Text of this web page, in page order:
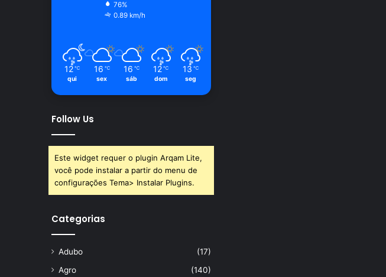
76%
0.89 km/h
12 ℃
qui
16 ℃
sex
16 ℃
sáb
12 ℃
dom
13 ℃
seg
Follow Us
Este widget requer o plugin Arqam Lite,
você pode instalar a partir do menu de
configurações Tema> Instalar Plugins.
Categorias
Adubo
(17)
Agro
(140)